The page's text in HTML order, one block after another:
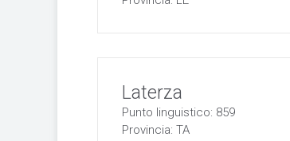
Laterza
Punto linguistico: 859
Provincia: TA